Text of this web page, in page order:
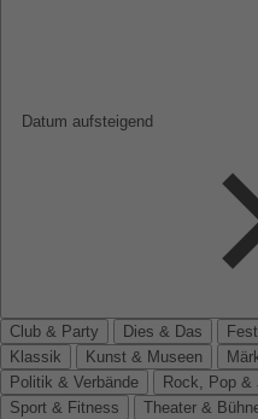
Datum aufsteigend
Club & Party Dies & Das
Klassik
Kunst & Museen
Politik & Verbände
Rock, Pop &
Sport & Fitness
Theater &